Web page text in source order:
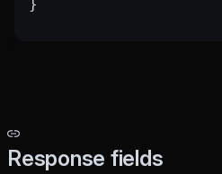
}
Response fields